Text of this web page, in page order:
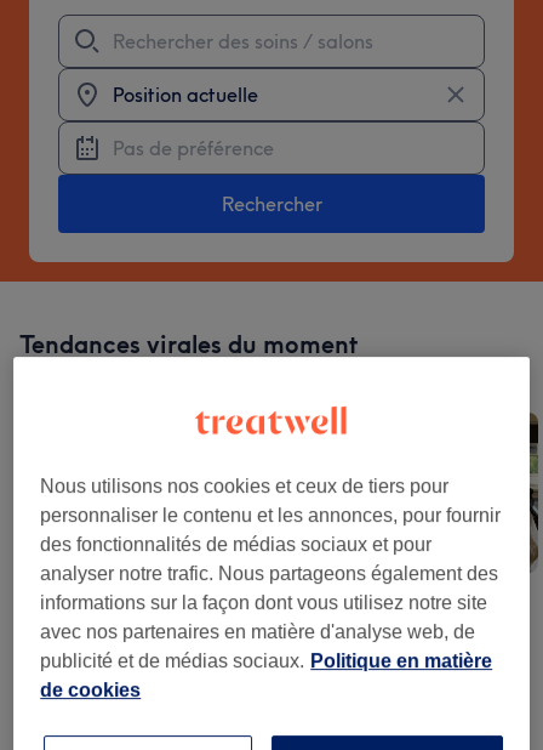
Rechercher
Tendances virales du moment
Ongles À Rayures Buzz Cut Lived-In Blonde
La meilleure façon de réserver vos soins
Nous utilisons nos cookies et ceux de tiers pour
personnaliser le contenu et les annonces, pour fournir
des fonctionnalités de médias sociaux et pour
analyser notre trafic. Nous partageons également des
informations sur la façon dont vous utilisez notre site
avec nos partenaires en matière d'analyse web, de
publicité et de médias sociaux. Politique en matière
de cookies